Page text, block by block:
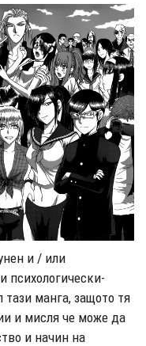
и / или
психологически-
манга, защото тя
и мисля че може да
и начин на